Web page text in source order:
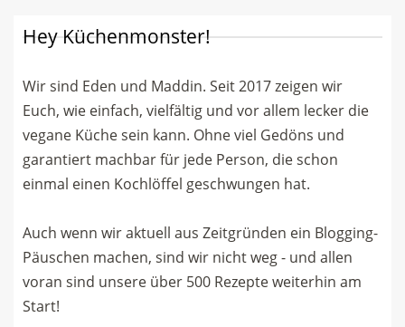
Hey Küchenmonster!
Wir sind Eden und Maddin. Seit 2017 zeigen wir
Euch, wie einfach, vielfältig und vor allem lecker die
vegane Küche sein kann. Ohne viel Gedöns und
garantiert machbar für jede Person, die schon
einmal einen Kochlöffel geschwungen hat.
Auch wenn wir aktuell aus Zeitgründen ein Blogging-
Päuschen machen, sind wir nicht weg - und allen
voran sind unsere über 500 Rezepte weiterhin am
Start!